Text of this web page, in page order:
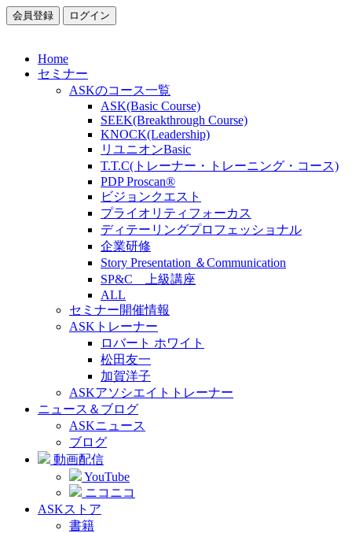
会員登録 ログイン
Home
セミナー
ASKのコース一覧
ASK(Basic Course)
SEEK(Breakthrough Course)
KNOCK(Leadership)
リユニオンBasic
T.T.C(トレーナー・トレーニング・コース)
PDP Proscan®
ビジョンクエスト
プライオリティフォーカス
ディテーリングプロフェッショナル
企業研修
Story Presentation ＆Communication
SP&C 上級講座
ALL
セミナー開催情報
ASKトレーナー
ロバート ホワイト
松田友一
加賀洋子
ASKアソシエイトトレーナー
ニュース＆ブログ
ASKニュース
ブログ
動画配信
YouTube
ニコニコ
ASKストア
書籍